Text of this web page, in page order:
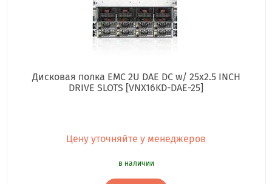
Дисковая полка EMC 2U DAE DC w/ 25x2.5 INCH
DRIVE SLOTS [VNX16KD-DAE-25]
Цену уточняйте у менеджеров
в наличии